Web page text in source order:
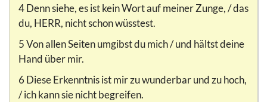
4 Denn siehe, es ist kein Wort auf meiner Zunge, / das
du, HERR, nicht schon wüsstest.
5 Von allen Seiten umgibst du mich / und hältst deine
Hand über mir.
6 Diese Erkenntnis ist mir zu wunderbar und zu hoch,
/ ich kann sie nicht begreifen.